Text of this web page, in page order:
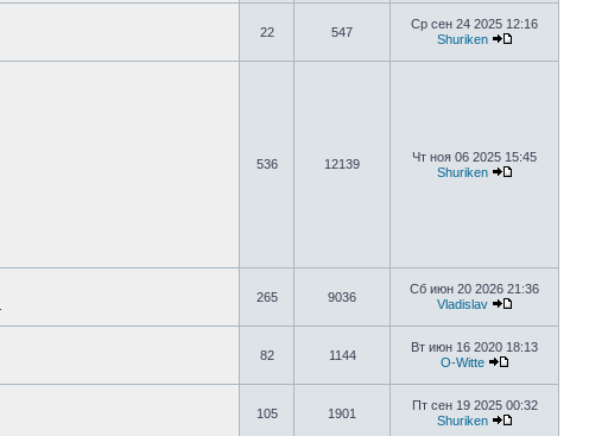
22 547
Ср сен 24 2025 12:16
Shuriken
536 12139
Чт ноя 06 2025 15:45
Shuriken
265 9036
Сб июн 20 2026 21:36
Vladislav
82 1144
Вт июн 16 2020 18:13
O-Witte
105 1901
Пт сен 19 2025 00:32
Shuriken